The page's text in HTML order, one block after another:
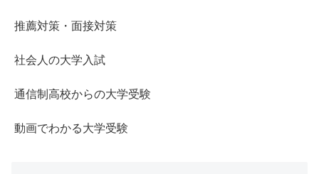
推薦対策・面接対策
社会人の大学入試
通信制高校からの大学受験
動画でわかる大学受験